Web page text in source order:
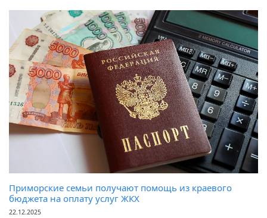
Приморские семьи получают помощь из краевого
бюджета на оплату услуг ЖКХ
22.12.2025